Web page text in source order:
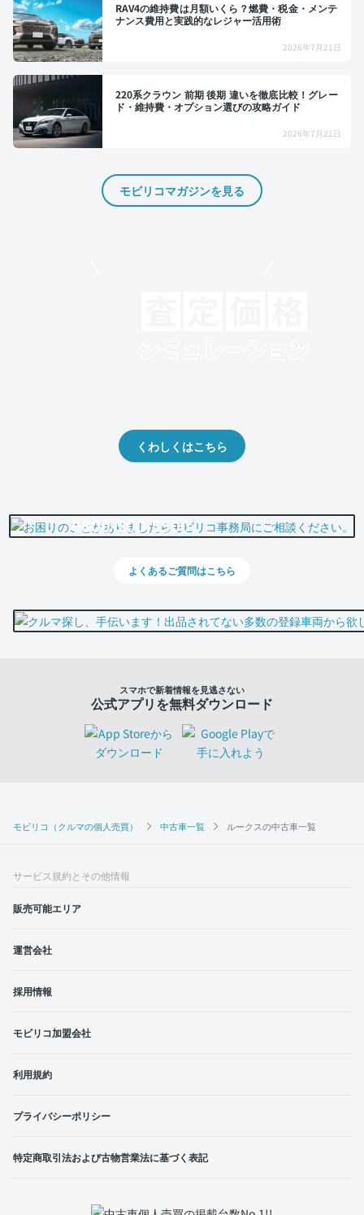
モビリコ（クルマの個人売買） 中古車一覧 ルークスの中古車一覧
RAV4の維持費は月額いくら？燃費・税金・メンテ
ナンス費用と実践的なレジャー活用術
2026年7月21日
220系クラウン 前期 後期 違いを徹底比較！グレー
ド・維持費・オプション選びの攻略ガイド
2026年7月21日
モビリコマガジンを見る
くわしくはこちら
0800-500-5500
よくあるご質問はこちら
スマホで新着情報を見逃さない
公式アプリを無料ダウンロード
サービス規約とその他情報
販売可能エリア
運営会社
採用情報
モビリコ加盟会社
利用規約
プライバシーポリシー
特定商取引法および古物営業法に基づく表記